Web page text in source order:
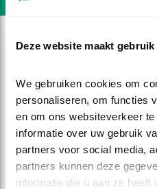
Deze website maakt
We gebruiken cookies om
personaliseren, om functies
en om ons websiteverkeer
informatie over uw gebruik
partners voor social media,
partners kunnen deze
informatie die u aan ze heeft